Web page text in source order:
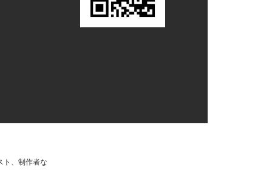
ト、制作者な